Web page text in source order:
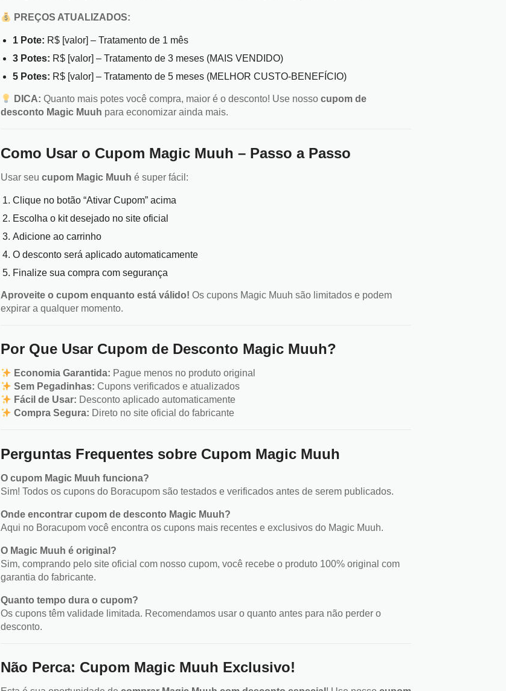
PREÇOS ATUALIZADOS:
1 Pote: R$ [valor] – Tratamento de 1 mês
3 Potes: R$ [valor] – Tratamento de 3 meses (MAIS VENDIDO)
5 Potes: R$ [valor] – Tratamento de 5 meses (MELHOR CUSTO-BENEFÍCIO)
DICA: Quanto mais potes você compra, maior é o desconto! Use nossocupom de
desconto Magic Muuh para economizar ainda mais.
Como Usar o Cupom Magic Muuh – Passo a Passo
Usar seu cupom Magic Muuh é super fácil:
Clique no botão “Ativar Cupom” acima
Escolha o kit desejado no site oficial
Adicione ao carrinho
O desconto será aplicado automaticamente
Finalize sua compra com segurança
Aproveite o cupom enquanto está válido! Os cupons Magic Muuh são limitados e podem
expirar a qualquer momento.
Por Que Usar Cupom de Desconto Magic Muuh?
Economia Garantida: Pague menos no produto original
Sem Pegadinhas: Cupons verificados e atualizados
Fácil de Usar: Desconto aplicado automaticamente
Compra Segura: Direto no site oficial do fabricante
Perguntas Frequentes sobre Cupom Magic Muuh
O cupom Magic Muuh funciona?
Sim! Todos os cupons do Boracupom são testados e verificados antes de serem publicados.
Onde encontrar cupom de desconto Magic Muuh?
Aqui no Boracupom você encontra os cupons mais recentes e exclusivos do Magic Muuh.
O Magic Muuh é original?
Sim, comprando pelo site oficial com nosso cupom, você recebe o produto 100% original com
garantia do fabricante.
Quanto tempo dura o cupom?
Os cupons têm validade limitada. Recomendamos usar o quanto antes para não perder o
desconto.
Não Perca: Cupom Magic Muuh Exclusivo!